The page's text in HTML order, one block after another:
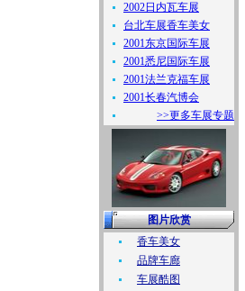
2002日内瓦车展
台北车展香车美女
2001东京国际车展
2001悉尼国际车展
2001法兰克福车展
2001长春汽博会
>>更多车展专题
图片欣赏
香车美女
品牌车廊
车展酷图